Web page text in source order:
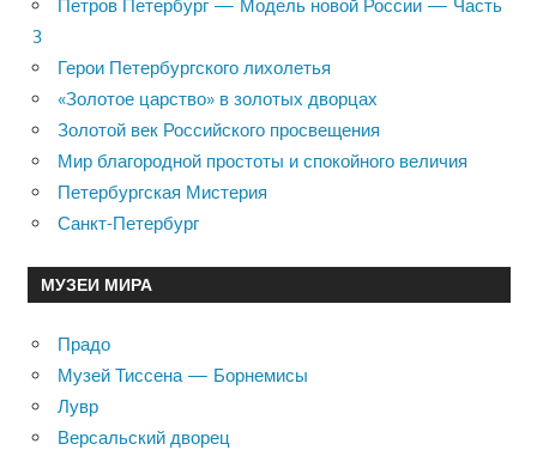
Петров Петербург — Модель новой России — Часть
3
Герои Петербургского лихолетья
«Золотое царство» в золотых дворцах
Золотой век Российского просвещения
Мир благородной простоты и спокойного величия
Петербургская Мистерия
Санкт-Петербург
МУЗЕИ МИРА
Прадо
Музей Тиссена — Борнемисы
Лувр
Версальский дворец